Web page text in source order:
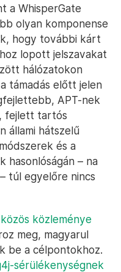
a WhisperGate
olyan komponense
hogy további kárt
lopott jelszavakat
hálózatokon
támadás előtt jelen
APT-nek
fejlett tartós
állami hátszelű
és a
hasonlóságán – na
túl egyelőre nincs
közös közleménye
meg, magyarul
be a célpontokhoz.
sérülékenységnek